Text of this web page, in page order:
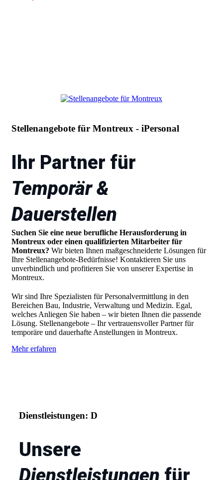
Stellenangebote für Montreux - iPersonal
Ihr Partner für
Temporär &
Dauerstellen
Suchen Sie eine neue berufliche Herausforderung in
Montreux oder einen qualifizierten Mitarbeiter für
Montreux? Wir bieten Ihnen maßgeschneiderte Lösungen für
Ihre Stellenangebote-Bedürfnisse! Kontaktieren Sie uns
unverbindlich und profitieren Sie von unserer Expertise in
Montreux.
Wir sind Ihre Spezialisten für Personalvermittlung in den
Bereichen Bau, Industrie, Verwaltung und Medizin. Egal,
welches Anliegen Sie haben – wir bieten Ihnen die passende
Lösung. Stellenangebote – Ihr vertrauensvoller Partner für
temporäre und dauerhafte Anstellungen in Montreux.
Mehr erfahren
Dienstleistungen: D
Unsere